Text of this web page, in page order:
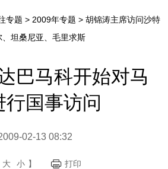
专题 > 2009年专题 > 胡锦涛主席访问沙特
坦桑尼亚、毛里求斯
巴马科开始对马
行国事访问
02-13 08:32
大 小 】 打印